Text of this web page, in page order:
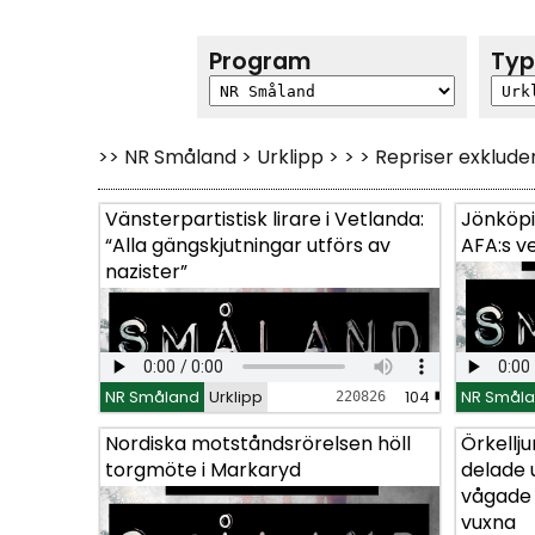
Program Typ
>> NR Småland > Urklipp > > > Repriser
Vänsterpartistisk lirare i Vetlanda:
“Alla gängskjutningar utförs av
nazister”
NR Småland Urklipp 220826 104
AFA:s
NR
Nordiska motståndsrörelsen höll
torgmöte i Markaryd
delade
vuxna
Vänsterpartistisk lirare i Vetlanda:
“Alla gängskjutningar utförs av
nazister”
NR Småland Urklipp 220826 104
AFA:s
NR
Nordiska motståndsrörelsen höll
torgmöte i Markaryd
delade
vuxna